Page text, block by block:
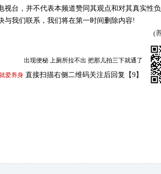
视台，并不代表本频道赞同其观点和对其真实性
与我们联系，我们将在第一时间删除内容!
(
出现便秘 上厕所拉不出 把那儿拍三下就通了
爱养身 直接扫描右侧二维码关注后回复【9】